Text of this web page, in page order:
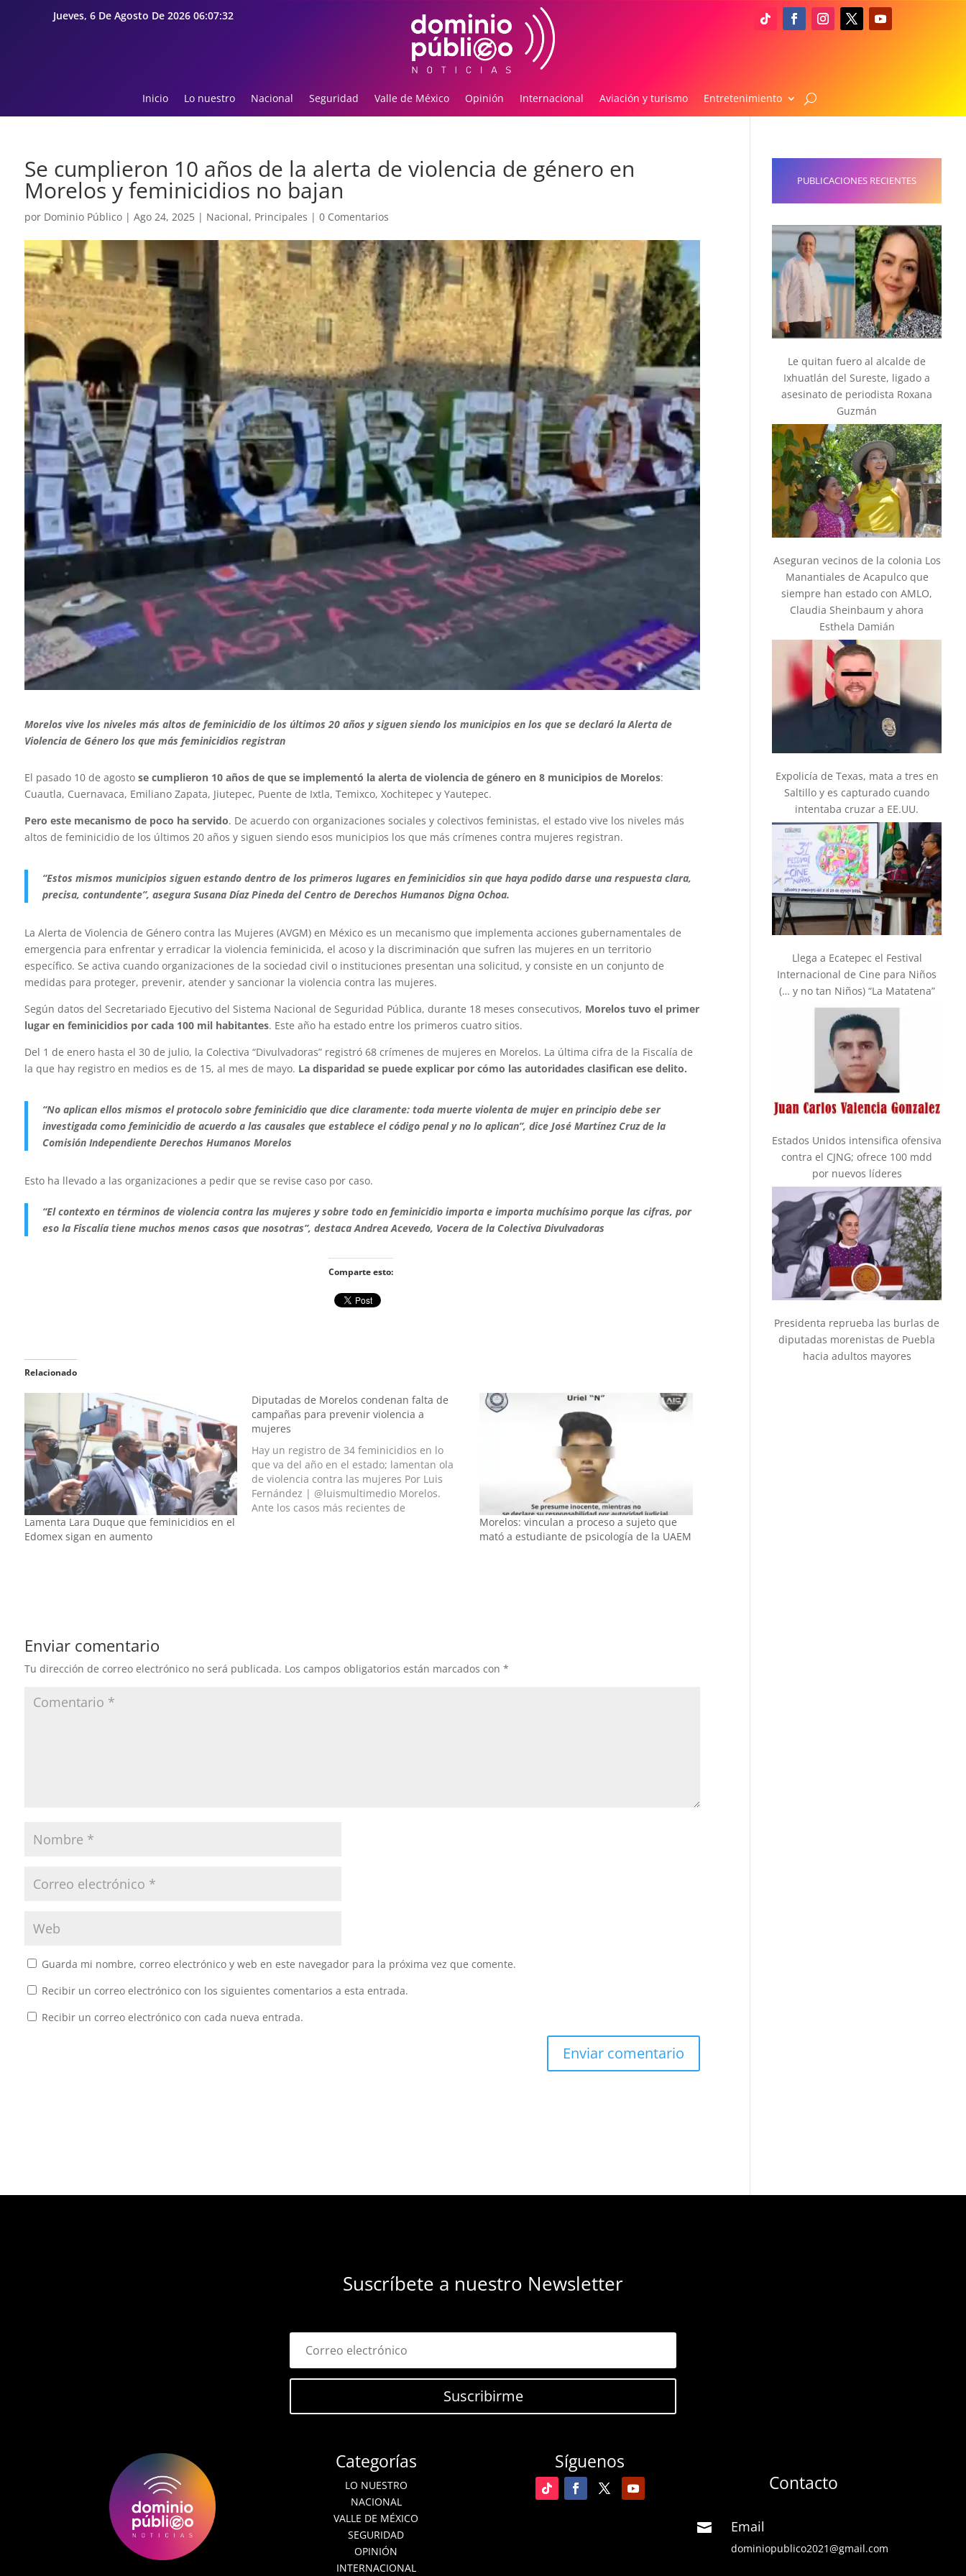
Jueves, 6 De Agosto De 2026 06:07:34
Inicio Lo nuestro Nacional Seguridad Valle de México Opinión Internacional Aviación y turismo Entretenimiento
Se cumplieron 10 años de la alerta de violencia de género en
Morelos y feminicidios no bajan
por Dominio Público| Ago 24, 2025| Nacional, Principales | 0 Comentarios
Morelos vive los niveles más altos de feminicidio de los últimos 20 años y siguen siendo los municipios en los que se declaró la Alerta de
Violencia de Género los que más feminicidios registran
El pasado 10 de agosto se cumplieron 10 años de que se implementó la alerta de violencia de género en 8 municipios de Morelos:
Cuautla, Cuernavaca, Emiliano Zapata, Jiutepec, Puente de Ixtla, Temixco, Xochitepec y Yautepec.
Pero este mecanismo de poco ha servido. De acuerdo con organizaciones sociales y colectivos feministas, el estado vive los niveles más
altos de feminicidio de los últimos 20 años y siguen siendo esos municipios los que más crímenes contra mujeres registran.
“Estos mismos municipios siguen estando dentro de los primeros lugares en feminicidios sin que haya podido darse una respuesta clara,
precisa, contundente”, asegura Susana Díaz Pineda del Centro de Derechos Humanos Digna Ochoa.
La Alerta de Violencia de Género contra las Mujeres (AVGM) en México es un mecanismo que implementa acciones gubernamentales de
emergencia para enfrentar y erradicar la violencia feminicida, el acoso y la discriminación que sufren las mujeres en un territorio
específico. Se activa cuando organizaciones de la sociedad civil o instituciones presentan una solicitud, y consiste en un conjunto de
medidas para proteger, prevenir, atender y sancionar la violencia contra las mujeres.
Según datos del Secretariado Ejecutivo del Sistema Nacional de Seguridad Pública, durante 18 meses consecutivos, Morelos tuvo el primer
lugar en feminicidios por cada 100 mil habitantes. Este año ha estado entre los primeros cuatro sitios.
Del 1 de enero hasta el 30 de julio, la Colectiva “Divulvadoras” registró 68 crímenes de mujeres en Morelos. La última cifra de la Fiscalía de
la que hay registro en medios es de 15, al mes de mayo. La disparidad se puede explicar por cómo las autoridades clasifican ese delito.
“No aplican ellos mismos el protocolo sobre feminicidio que dice claramente: toda muerte violenta de mujer en principio debe ser
investigada como feminicidio de acuerdo a las causales que establece el código penal y no lo aplican”, dice José Martínez Cruz de la
Comisión Independiente Derechos Humanos Morelos
Esto ha llevado a las organizaciones a pedir que se revise caso por caso.
“El contexto en términos de violencia contra las mujeres y sobre todo en feminicidio importa e importa muchísimo porque las cifras, por
eso la Fiscalía tiene muchos menos casos que nosotras”, destacaAndrea Acevedo, Vocera de la Colectiva Divulvadoras
Comparte esto:
Relacionado
Lamenta Lara Duque que feminicidios en el
Edomex sigan en aumento
Diputadas de Morelos condenan falta de
campañas para prevenir violencia a
mujeres
Hay un registro de 34 feminicidios en lo
que va del año en el estado; lamentan ola
de violencia contra las mujeres Por Luis
Fernández | @luismultimedio Morelos.
Ante los casos más recientes de
Morelos: vinculan a proceso a sujeto que
mató a estudiante de psicología de la UAEM
Enviar comentario
Tu dirección de correo electrónico no será publicada. Los campos obligatorios están marcados con *
Guarda mi nombre, correo electrónico y web en este navegador para la próxima vez que comente.
Recibir un correo electrónico con los siguientes comentarios a esta entrada.
Recibir un correo electrónico con cada nueva entrada.
PUBLICACIONES RECIENTES
Le quitan fuero al alcalde de
Ixhuatlán del Sureste, ligado a
asesinato de periodista Roxana
Guzmán
Aseguran vecinos de la colonia Los
Manantiales de Acapulco que
siempre han estado con AMLO,
Claudia Sheinbaum y ahora
Esthela Damián
Expolicía de Texas, mata a tres en
Saltillo y es capturado cuando
intentaba cruzar a EE.UU.
Llega a Ecatepec el Festival
Internacional de Cine para Niños
(… y no tan Niños) “La Matatena”
Estados Unidos intensifica ofensiva
contra el CJNG; ofrece 100 mdd
por nuevos líderes
Presidenta reprueba las burlas de
diputadas morenistas de Puebla
hacia adultos mayores
Suscríbete a nuestro Newsletter
Suscribirme
Categorías
LO NUESTRO
NACIONAL
VALLE DE MÉXICO
SEGURIDAD
OPINIÓN
INTERNACIONAL
Síguenos
Contacto
 Email
dominiopublico2021@gmail.com